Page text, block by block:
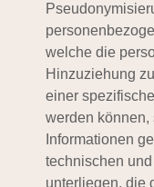
welche die
Hinzuziehung
einer
werden können,
Informationen
technischen
unterliegen, die